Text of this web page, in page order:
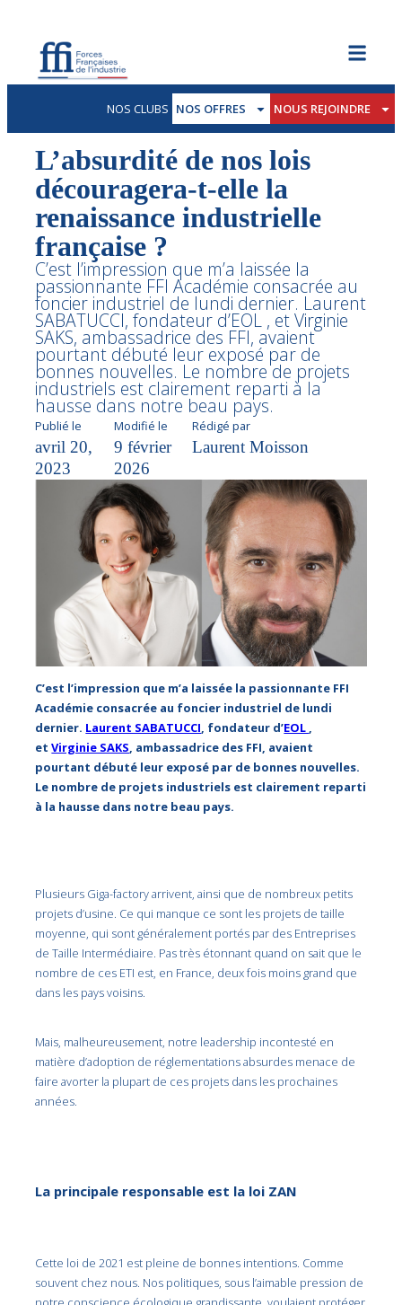
NOS CLUBS NOS OFFRES NOUS REJOINDRE
L’absurdité de nos lois
découragera-t-elle la
renaissance industrielle
française ?
C’est l’impression que m’a laissée la
passionnante FFI Académie consacrée au
foncier industriel de lundi dernier. Laurent
SABATUCCI, fondateur d’EOL , et Virginie
SAKS, ambassadrice des FFI, avaient
pourtant débuté leur exposé par de
bonnes nouvelles. Le nombre de projets
industriels est clairement reparti à la
hausse dans notre beau pays.
Publié le
avril 20,
2023
Modifié le
9 février
2026
Rédigé par
Laurent Moisson
C’est l’impression que m’a laissée la passionnante FFI
Académie consacrée au foncier industriel de lundi
dernier. Laurent SABATUCCI , fondateur d’EOL
etVirginie SAKS , ambassadrice des FFI, avaient
pourtant débuté leur exposé par de bonnes nouvelles.
Le nombre de projets industriels est clairement reparti
à la hausse dans notre beau pays.
Plusieurs Giga-factory arrivent, ainsi que de nombreux petits
projets d’usine. Ce qui manque ce sont les projets de taille
moyenne, qui sont généralement portés par des Entreprises
de Taille Intermédiaire. Pas très étonnant quand on sait que le
nombre de ces ETI est, en France, deux fois moins grand que
dans les pays voisins.
Mais, malheureusement, notre leadership incontesté en
matière d’adoption de réglementations absurdes menace de
faire avorter la plupart de ces projets dans les prochaines
années.
La principale responsable est la loi ZAN
Cette loi de 2021 est pleine de bonnes intentions. Comme
souvent chez nous. Nos politiques, sous l’aimable pression de